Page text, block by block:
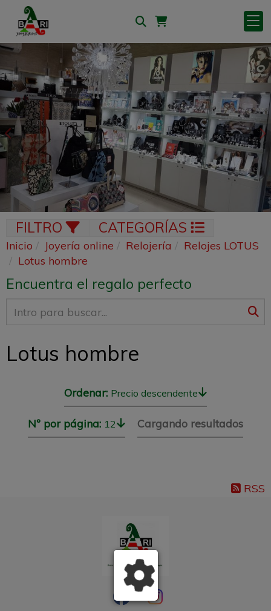
Anterior
FILTRO CATEGORÍAS
Inicio Joyería online Relojería
Relojes LOTUS
Lotus hombre
Encuentra el regalo perfecto
Lotus hombre
Ordenar: Precio descendente
Nº por página: 12 Cargando resultados
RSS